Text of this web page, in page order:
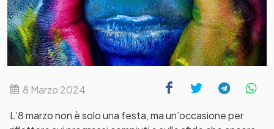
8 Marzo 2024
L’8 marzo non è solo una festa, ma un’occasione per